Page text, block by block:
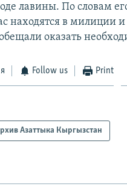
лавины. По словам
находятся в
оказать
Follow us Print
Азаттыка Кыргызстан